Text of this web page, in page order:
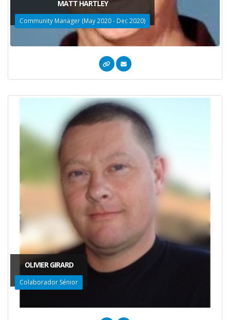
MATT HARTLEY
Community Manager (May 2020 - Dec 2020)
OLIVIER GIRARD
Colaborador Sénior